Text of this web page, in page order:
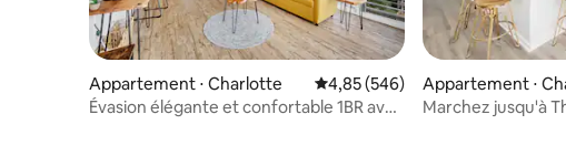
Appartement ⋅ Charlotte Évaluation moyenne sur la base
4,85 (546)
Évasion élégante et confortable 1BR avec
Appartement ⋅
Marchez jusqu'à